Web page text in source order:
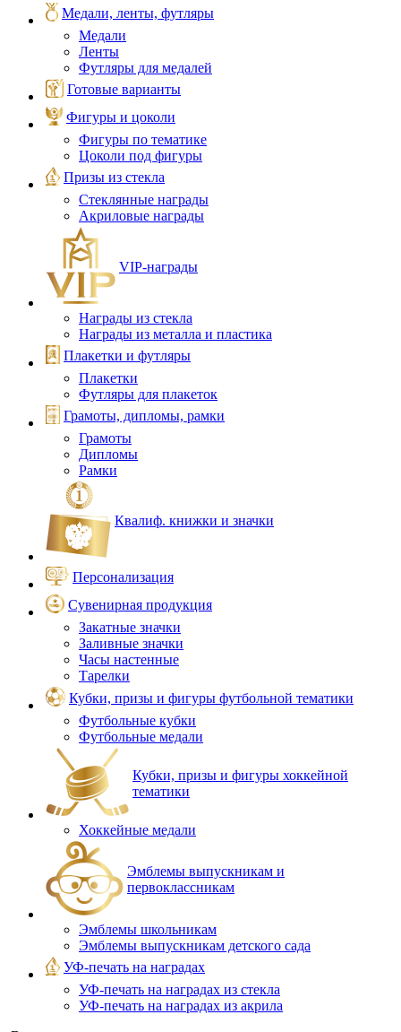
Медали, ленты, футляры
Медали
Ленты
Футляры для медалей
Готовые варианты
Фигуры и цоколи
Фигуры по тематике
Цоколи под фигуры
Призы из стекла
Стеклянные награды
Акриловые награды
VIP‑награды
Награды из стекла
Награды из металла и пластика
Плакетки и футляры
Плакетки
Футляры для плакеток
Грамоты, дипломы, рамки
Грамоты
Дипломы
Рамки
Квалиф. книжки и значки
Персонализация
Сувенирная продукция
Закатные значки
Заливные значки
Часы настенные
Тарелки
Кубки, призы и фигуры футбольной тематики
Футбольные кубки
Футбольные медали
Кубки, призы и фигуры хоккейной
тематики
Хоккейные медали
Эмблемы выпускникам и
первоклассникам
Эмблемы школьникам
Эмблемы выпускникам детского сада
УФ-печать на наградах
УФ‑печать на наградах из стекла
УФ-печать на наградах из акрила